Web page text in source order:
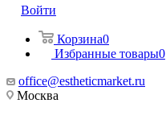
Войти
Корзина0
Избранные товары0
office@estheticmarket.ru
Москва